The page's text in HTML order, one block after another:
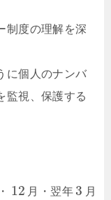
制度の理解を深
に個人のナンバ
監視、保護する
12 月・翌年 3 月